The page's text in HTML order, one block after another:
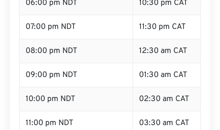
06:00 pm NDT 10:30 pm CAT
07:00 pm NDT 11:30 pm CAT
08:00 pm NDT 12:30 am CAT
09:00 pm NDT 01:30 am CAT
10:00 pm NDT 02:30 am CAT
11:00 pm NDT 03:30 am CAT